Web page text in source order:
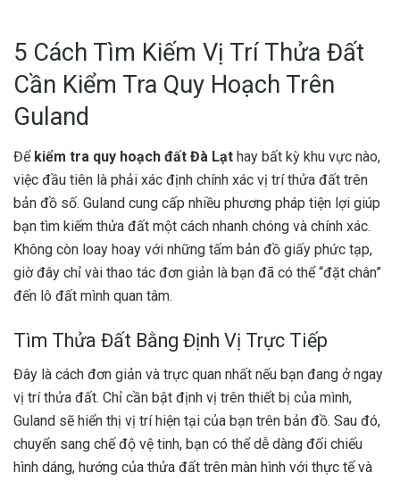
5 Cách Tìm Kiếm Vị Trí Thửa Đất
Cần Kiểm Tra Quy Hoạch Trên
Guland
Để kiểm tra quy hoạch đất Đà Lạt hay bất kỳ khu vực nào,
việc đầu tiên là phải xác định chính xác vị trí thửa đất trên
bản đồ số. Guland cung cấp nhiều phương pháp tiện lợi giúp
bạn tìm kiếm thửa đất một cách nhanh chóng và chính xác.
Không còn loay hoay với những tấm bản đồ giấy phức tạp,
giờ đây chỉ vài thao tác đơn giản là bạn đã có thể “đặt chân”
đến lô đất mình quan tâm.
Tìm Thửa Đất Bằng Định Vị Trực Tiếp
Đây là cách đơn giản và trực quan nhất nếu bạn đang ở ngay
vị trí thửa đất. Chỉ cần bật định vị trên thiết bị của mình,
Guland sẽ hiển thị vị trí hiện tại của bạn trên bản đồ. Sau đó,
chuyển sang chế độ vệ tinh, bạn có thể dễ dàng đối chiếu
hình dáng, hướng của thửa đất trên màn hình với thực tế và